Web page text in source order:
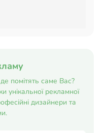
помітять саме Вас?
унікальної рекламної
дизайнери та